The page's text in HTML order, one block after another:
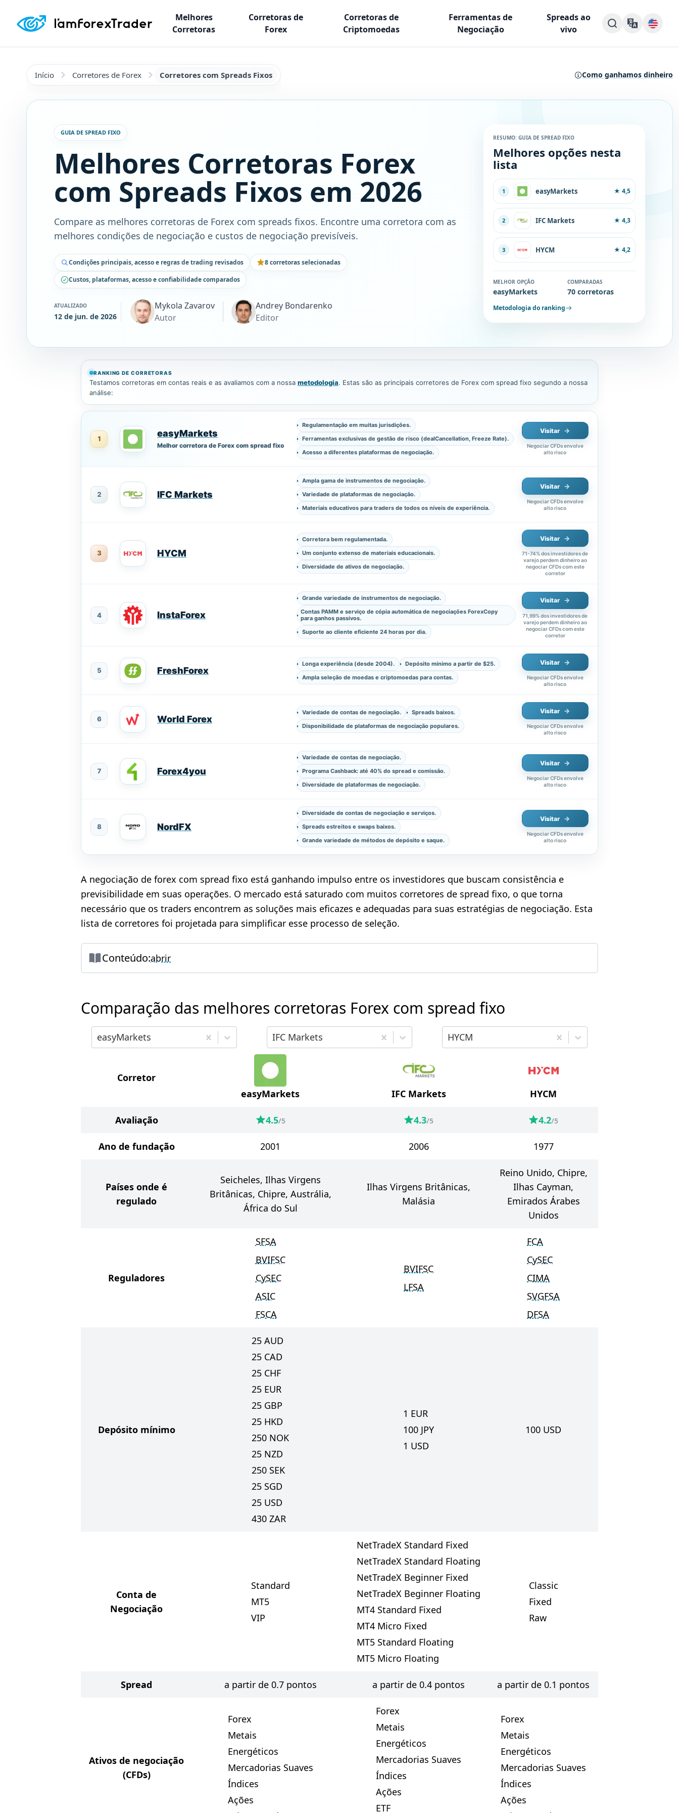
Melhores
Corretoras
Corretoras de
Forex
Corretoras de
Criptomoedas
Ferramentas de
Negociação
Spreads ao
vivo
Início Corretores de Forex Corretores com Spreads Fixos Como ganhamos dinheiro
GUIA DE SPREAD FIXO
Melhores Corretoras Forex
com Spreads Fixos em 2026
Compare as melhores corretoras de Forex com spreads fixos. Encontre uma corretora com as
melhores condições de negociação e custos de negociação previsíveis.
Condições principais, acesso e regras de trading revisados
8 corretoras selecionadas
Custos, plataformas, acesso e confiabilidade comparados
ATUALIZADO
12 de jun. de 2026
Mykola Zavarov
Autor
Andrey Bondarenko
Editor
RESUMO: GUIA DE SPREAD FIXO
Melhores opções nesta
lista
1 easyMarkets ★4,5
2 IFC Markets ★4,3
3 HYCM ★4,2
MELHOR OPÇÃO
easyMarkets
COMPARADAS
70 corretoras
Metodologia do ranking
RANKING DE CORRETORAS
Testamos corretoras em contas reais e as avaliamos com a nossa metodologia. Estas são as principais corretores de Forex com spread fixo segundo a nossa
análise:
1 easyMarkets
Melhor corretora de Forex com spread fixo
Regulamentação em muitas jurisdições.
Ferramentas exclusivas de gestão de risco (dealCancellation, Freeze Rate).
Acesso a diferentes plataformas de negociação.
Visitar
Negociar CFDs envolve
alto risco
2 IFC Markets
Ampla gama de instrumentos de negociação.
Variedade de plataformas de negociação.
Materiais educativos para traders de todos os níveis de experiência.
Visitar
Negociar CFDs envolve
alto risco
3 HYCM
Corretora bem regulamentada.
Um conjunto extenso de materiais educacionais.
Diversidade de ativos de negociação.
Visitar
71-74% dos investidores de
varejo perdem dinheiro ao
negociar CFDs com este
corretor
4 InstaForex
Grande variedade de instrumentos de negociação.
Contas PAMM e serviço de cópia automática de negociações ForexCopy
para ganhos passivos.
Suporte ao cliente eficiente 24 horas por dia.
Visitar
71,99% dos investidores de
varejo perdem dinheiro ao
negociar CFDs com este
corretor
5 FreshForex
Longa experiência (desde 2004).
Depósito mínimo a partir de $25.
Ampla seleção de moedas e criptomoedas para contas.
Visitar
Negociar CFDs envolve
alto risco
6 World Forex
Variedade de contas de negociação.
Spreads baixos.
Disponibilidade de plataformas de negociação populares.
Visitar
Negociar CFDs envolve
alto risco
7 Forex4you
Variedade de contas de negociação.
Programa Cashback: até 40% do spread e comissão.
Diversidade de plataformas de negociação.
Visitar
Negociar CFDs envolve
alto risco
8 NordFX
Diversidade de contas de negociação e serviços.
Spreads estreitos e swaps baixos.
Grande variedade de métodos de depósito e saque.
Visitar
Negociar CFDs envolve
alto risco
A negociação de forex com spread fixo está ganhando impulso entre os investidores que buscam consistência e
previsibilidade em suas operações. O mercado está saturado com muitos corretores de spread fixo, o que torna
necessário que os traders encontrem as soluções mais eficazes e adequadas para suas estratégias de negociação. Esta
lista de corretores foi projetada para simplificar esse processo de seleção.
Conteúdo:abrir
Comparação das melhores corretoras Forex com spread fixo
Escolha o primeiro corretor para comparar
easyMarkets Escolha o segundo corretor para comparar
IFC Markets Escolha o terceiro corretor para comparar
HYCM
Corretor
easyMarkets
IFC Markets HYCM
Avaliação 4.5/5 4.3/5 4.2/5
Ano de fundação 2001 2006 1977
Países onde é
regulado
Seicheles, Ilhas Virgens
Britânicas, Chipre, Austrália,
África do Sul
Ilhas Virgens Britânicas,
Malásia
Reino Unido, Chipre,
Ilhas Cayman,
Emirados Árabes
Unidos
Reguladores
SFSA
BVIFSC
CySEC
ASIC
FSCA
BVIFSC
LFSA
FCA
CySEC
CIMA
SVGFSA
DFSA
Depósito mínimo
25 AUD
25 CAD
25 CHF
25 EUR
25 GBP
25 HKD
250 NOK
25 NZD
250 SEK
25 SGD
25 USD
430 ZAR
1 EUR
100 JPY
1 USD
100 USD
Conta de
Negociação
Standard
MT5
VIP
NetTradeX Standard Fixed
NetTradeX Standard Floating
NetTradeX Beginner Fixed
NetTradeX Beginner Floating
MT4 Standard Fixed
MT4 Micro Fixed
MT5 Standard Floating
MT5 Micro Floating
Classic
Fixed
Raw
Spread a partir de 0.7 pontos a partir de 0.4 pontos a partir de 0.1 pontos
Ativos de negociação
(CFDs)
Forex
Metais
Energéticos
Mercadorias Suaves
Índices
Ações
Forex
Metais
Energéticos
Mercadorias Suaves
Índices
Ações
ETF
Forex
Metais
Energéticos
Mercadorias Suaves
Índices
Ações